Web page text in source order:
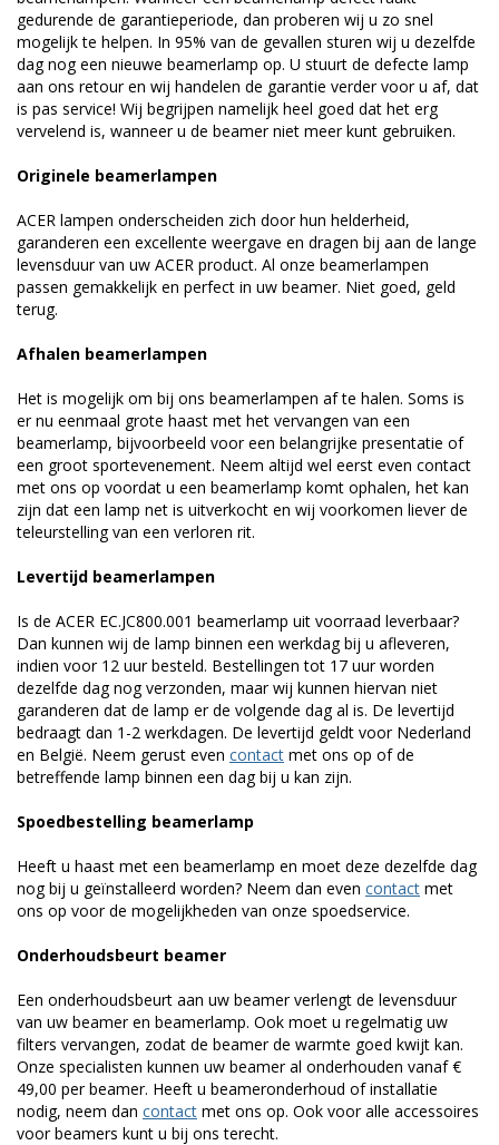
gedurende de garantieperiode, dan proberen wij u zo snel
mogelijk te helpen. In 95% van de gevallen sturen wij u dezelfde
dag nog een nieuwe beamerlamp op. U stuurt de defecte lamp
aan ons retour en wij handelen de garantie verder voor u af, dat
is pas service! Wij begrijpen namelijk heel goed dat het erg
vervelend is, wanneer u de beamer niet meer kunt gebruiken.
Originele beamerlampen
ACER lampen onderscheiden zich door hun helderheid,
garanderen een excellente weergave en dragen bij aan de lange
levensduur van uw ACER product. Al onze beamerlampen
passen gemakkelijk en perfect in uw beamer. Niet goed, geld
terug.
Afhalen beamerlampen
Het is mogelijk om bij ons beamerlampen af te halen. Soms is
er nu eenmaal grote haast met het vervangen van een
beamerlamp, bijvoorbeeld voor een belangrijke presentatie of
een groot sportevenement. Neem altijd wel eerst even contact
met ons op voordat u een beamerlamp komt ophalen, het kan
zijn dat een lamp net is uitverkocht en wij voorkomen liever de
teleurstelling van een verloren rit.
Levertijd beamerlampen
Is de ACER EC.JC800.001 beamerlamp uit voorraad leverbaar?
Dan kunnen wij de lamp binnen een werkdag bij u afleveren,
indien voor 12 uur besteld. Bestellingen tot 17 uur worden
dezelfde dag nog verzonden, maar wij kunnen hiervan niet
garanderen dat de lamp er de volgende dag al is. De levertijd
bedraagt dan 1-2 werkdagen. De levertijd geldt voor Nederland
en België. Neem gerust even contact met ons op of de
betreffende lamp binnen een dag bij u kan zijn.
Spoedbestelling beamerlamp
Heeft u haast met een beamerlamp en moet deze dezelfde dag
nog bij u geïnstalleerd worden? Neem dan even contact met
ons op voor de mogelijkheden van onze spoedservice.
Onderhoudsbeurt beamer
Een onderhoudsbeurt aan uw beamer verlengt de levensduur
van uw beamer en beamerlamp. Ook moet u regelmatig uw
filters vervangen, zodat de beamer de warmte goed kwijt kan.
Onze specialisten kunnen uw beamer al onderhouden vanaf €
49,00 per beamer. Heeft u beameronderhoud of installatie
nodig, neem dan contact met ons op. Ook voor alle accessoires
voor beamers kunt u bij ons terecht.